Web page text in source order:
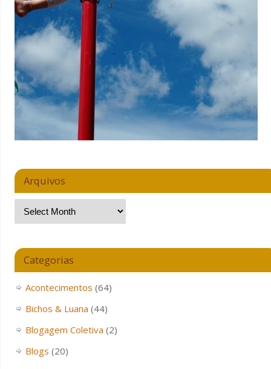
Arquivos
Categorias
Acontecimentos (64)
Bichos & Luana (44)
Blogagem Coletiva (2)
Blogs (20)